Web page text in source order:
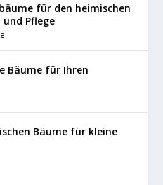
für den heimischen
und Pflege
Bäume für Ihren
Bäume für kleine